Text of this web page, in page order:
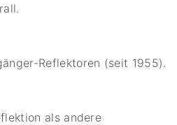
Reflektoren (seit 1955).
als andere